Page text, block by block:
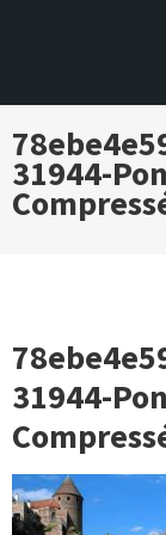
31944-
31944-